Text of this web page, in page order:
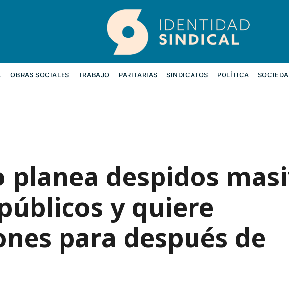
OBRAS SOCIALES TRABAJO PARITARIAS SINDICATOS POLÍTICA
planea despidos
y quiere
para después de